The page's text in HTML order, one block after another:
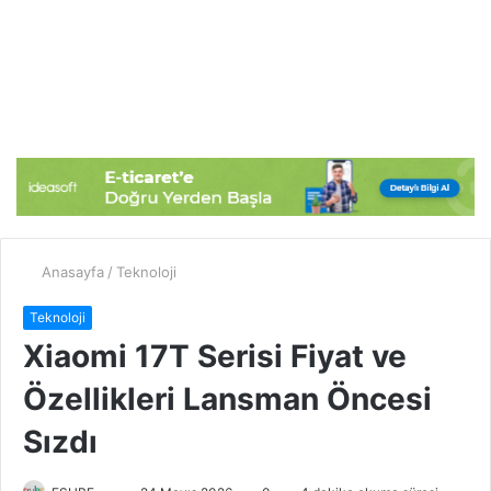
Anasayfa / Teknoloji
Teknoloji
Xiaomi 17T Serisi Fiyat ve
Özellikleri Lansman Öncesi
Sızdı